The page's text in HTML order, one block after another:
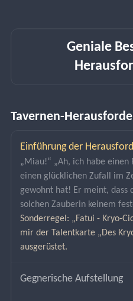
Geniale
Tavernen-
Einführung der
„Miau!“ „Ah, ich habe
einen glücklichen Zufall im
gewohnt hat! Er meint, dass
solchen Zauberin keinem
Sonderregel: „Fatui - Kryo-
mir der Talentkarte „Des
ausgerüstet.
Gegnerische Aufstellung